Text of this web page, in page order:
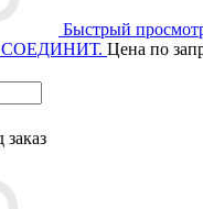
Быстрый
СОЕДИНИТ. Цена по
заказ